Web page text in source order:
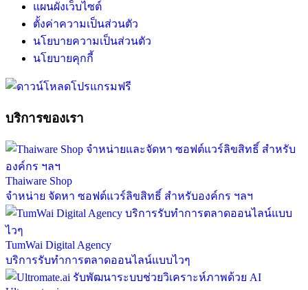
แผนผังเว็บไซต์
ตั้งค่าความเป็นส่วนตัว
นโยบายความเป็นส่วนตัว
นโยบายคุกกี้
บริการของเรา
Thaiware Shop
จำหน่าย จัดหา ซอฟต์แวร์ลิขสิทธิ์ สำหรับองค์กร ฯลฯ
TumWai Digital Agency
บริการรับทำการตลาดออนไลน์แบบไวๆ